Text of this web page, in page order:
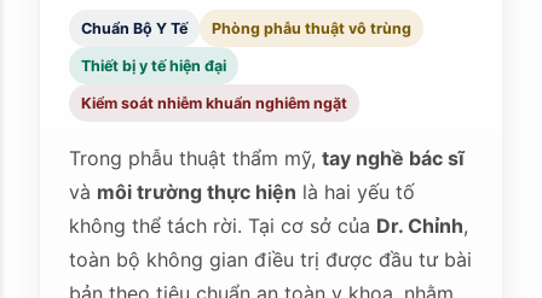
Chuẩn Bộ Y Tế Phòng phẫu thuật vô trùng
Thiết bị y tế hiện đại
Kiểm soát nhiễm khuẩn nghiêm ngặt
Trong phẫu thuật thẩm mỹ,tay nghề bác sĩ
và môi trường thực hiện là hai yếu tố
không thể tách rời. Tại cơ sở của Dr. Chỉnh,
toàn bộ không gian điều trị được đầu tư bài
bản theo tiêu chuẩn an toàn y khoa, nhằm